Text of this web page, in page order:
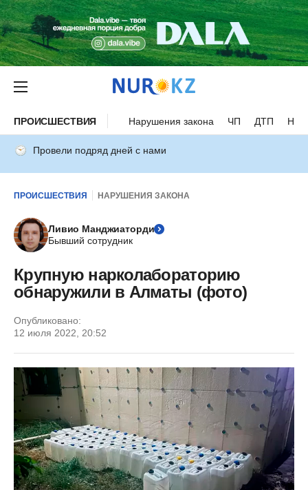
ПРОИСШЕСТВИЯ Нарушения закона ЧП ДТП
Провели подряд дней с нами
ПРОИСШЕСТВИЯ НАРУШЕНИЯ ЗАКОНА
Ливио Манджиаторди
Бывший сотрудник
Крупную нарколабораторию
обнаружили в Алматы (фото)
Опубликовано:
12 июля 2022, 20:52